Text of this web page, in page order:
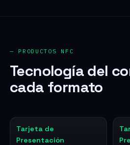
— PRODUCTOS NFC
Tecnología del
cada formato
Tarjeta de
Presentación